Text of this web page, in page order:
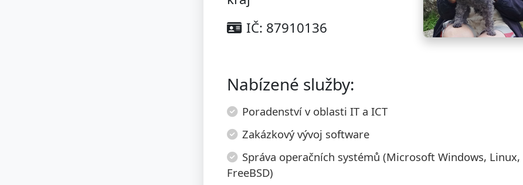
IČ: 87910136
Nabízené služby:
Poradenství v oblasti IT a ICT
Zakázkový vývoj software
Správa operačních systémů (Microsoft Windows, Linux,
FreeBSD)